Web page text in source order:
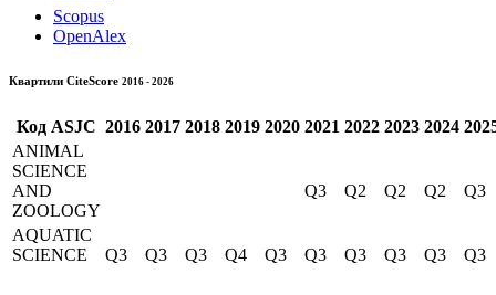
Scopus
OpenAlex
Квартили CiteScore 2016 - 2026
Код ASJC 2016 2017 2018 2019 2020 2021 2022 2023 2024
ANIMAL
SCIENCE
AND
ZOOLOGY
Q3 Q2 Q2 Q2 Q3
AQUATIC
SCIENCE
Q3 Q3 Q3 Q4 Q3 Q3 Q3 Q3 Q3 Q3